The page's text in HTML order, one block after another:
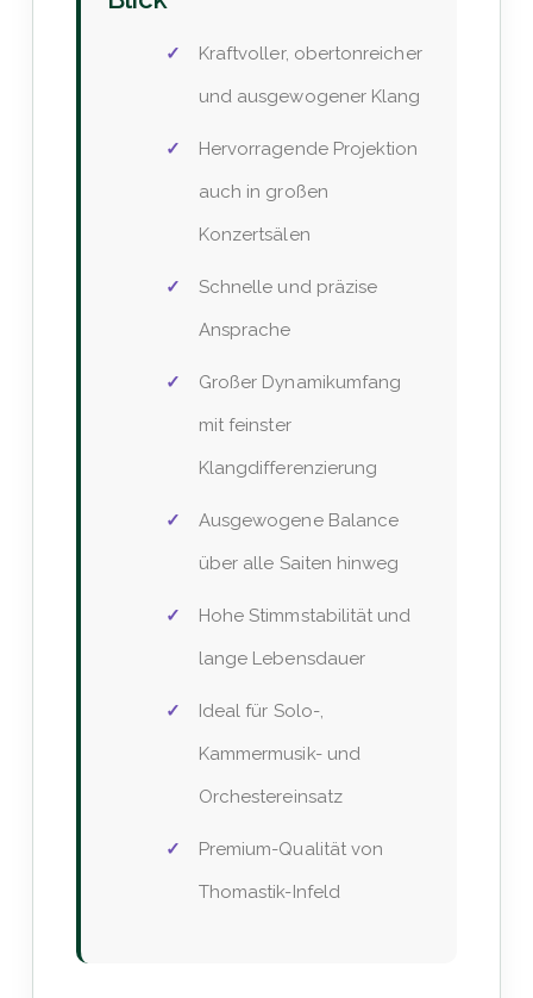
Kraftvoller, obertonreicher
und ausgewogener Klang
Hervorragende Projektion
auch in großen
Konzertsälen
Schnelle und präzise
Ansprache
Großer Dynamikumfang
mit feinster
Klangdifferenzierung
Ausgewogene Balance
über alle Saiten hinweg
Hohe Stimmstabilität und
lange Lebensdauer
Ideal für Solo-,
Kammermusik- und
Orchestereinsatz
Premium-Qualität von
Thomastik-Infeld